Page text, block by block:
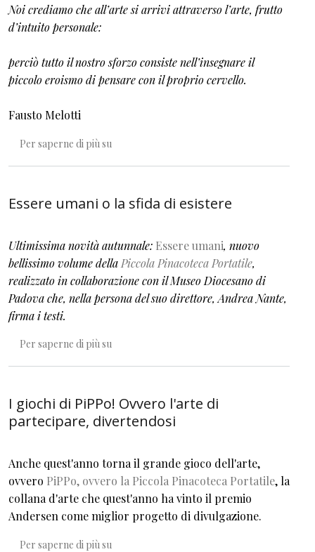
Noi crediamo che all’arte si arrivi attraverso l’arte, frutto
d’intuito personale:
perciò tutto il nostro sforzo consiste nell’insegnare il
piccolo eroismo di pensare con il proprio cervello.
Fausto Melotti
Per saperne di più su
Essere umani o la sfida di esistere
Ultimissima novità autunnale: Essere umani, nuovo
bellissimo volume della Piccola Pinacoteca Portatile,
realizzato in collaborazione con il Museo Diocesano di
Padova che, nella persona del suo direttore, Andrea Nante,
firma i testi.
Per saperne di più su
I giochi di PiPPo! Ovvero l'arte di
partecipare, divertendosi
Anche quest'anno torna il grande gioco dell'arte,
ovvero PiPPo, ovvero la Piccola Pinacoteca Portatile, la
collana d'arte che quest'anno ha vinto il premio
Andersen come miglior progetto di divulgazione.
Per saperne di più su